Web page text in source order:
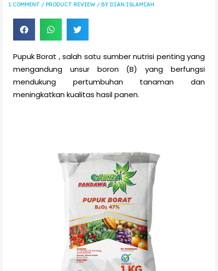
1 COMMENT / PRODUCT REVIEW/ BY DIAN ISLAMIAH
Pupuk Borat , salah satu sumber nutrisi penting yang
mengandung unsur boron (B) yang berfungsi
mendukung pertumbuhan tanaman dan
meningkatkan kualitas hasil panen.